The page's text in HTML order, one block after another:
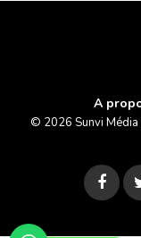
A
© 2026 Sunvi Média